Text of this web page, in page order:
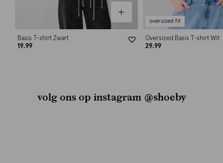
Basis T-shirt Zwart
19.99
oversized fit
Oversized Basis T-shirt Wit
29.99
volg ons op instagram @shoeby